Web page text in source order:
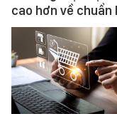
cao hơn về chuẩn